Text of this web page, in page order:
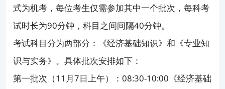
式为机考，每位考生仅需参加其中一个批次，每科考
试时长为90分钟，科目之间间隔40分钟。
考试科目分为两部分：《经济基础知识》和《专业知
识与实务》。具体批次安排如下：
第一批次（11月7日上午）：08:30-10:00《经济基础